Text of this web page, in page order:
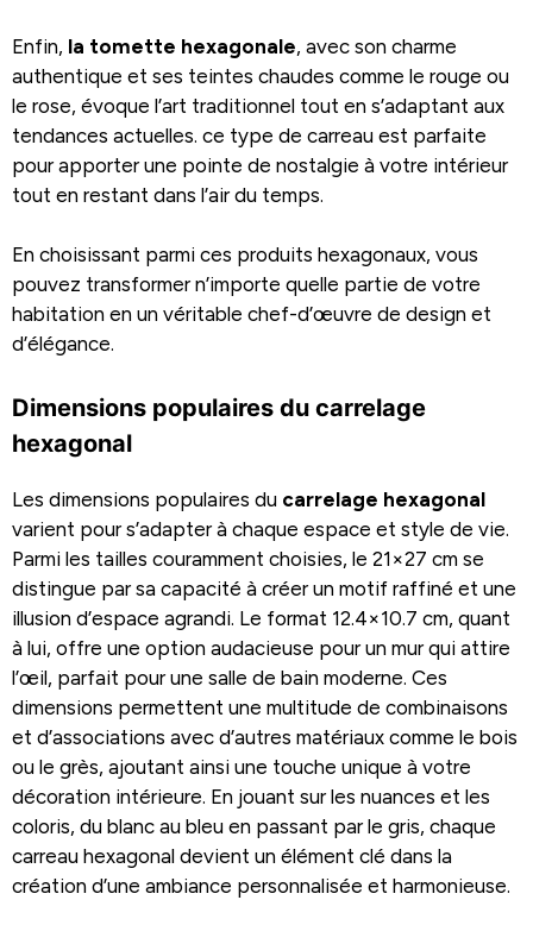
Enfin, la tomette hexagonale, avec son charme
authentique et ses teintes chaudes comme le rouge ou
le rose, évoque l’art traditionnel tout en s’adaptant aux
tendances actuelles. ce type de carreau est parfaite
pour apporter une pointe de nostalgie à votre intérieur
tout en restant dans l’air du temps.
En choisissant parmi ces produits hexagonaux, vous
pouvez transformer n’importe quelle partie de votre
habitation en un véritable chef-d’œuvre de design et
d’élégance.
Dimensions populaires du carrelage
hexagonal
Les dimensions populaires du carrelage hexagonal
varient pour s’adapter à chaque espace et style de vie.
Parmi les tailles couramment choisies, le 21×27 cm se
distingue par sa capacité à créer un motif raffiné et une
illusion d’espace agrandi. Le format 12.4×10.7 cm, quant
à lui, offre une option audacieuse pour un mur qui attire
l’œil, parfait pour une salle de bain moderne. Ces
dimensions permettent une multitude de combinaisons
et d’associations avec d’autres matériaux comme le bois
ou le grès, ajoutant ainsi une touche unique à votre
décoration intérieure. En jouant sur les nuances et les
coloris, du blanc au bleu en passant par le gris, chaque
carreau hexagonal devient un élément clé dans la
création d’une ambiance personnalisée et harmonieuse.